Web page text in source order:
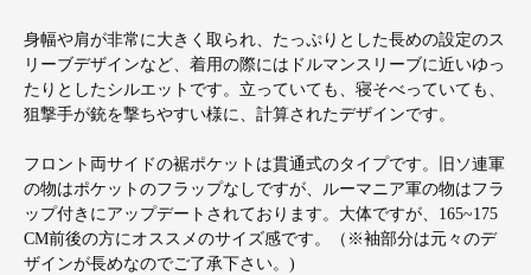
身幅や肩が非常に大きく取られ、たっぷりとした長めの設定のス
リーブデザインなど、着用の際にはドルマンスリーブに近いゆっ
たりとしたシルエットです。立っていても、寝そべっていても、
狙撃手が銃を撃ちやすい様に、計算されたデザインです。
フロント両サイドの裾ポケットは貫通式のタイプです。旧ソ連軍
の物はポケットのフラップなしですが、ルーマニア軍の物はフラ
ップ付きにアップデートされております。大体ですが、165~175
CM前後の方にオススメのサイズ感です。（※袖部分は元々のデ
ザインが長めなのでご了承下さい。)